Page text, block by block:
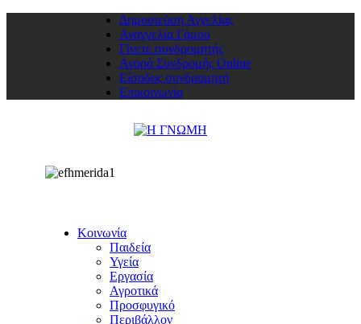
Δημοσιεύση Αγγελίας
Αναγγελία Γάμου
Γίνετε συνδρομητής
Αγορά Συνδρομής Online
Είσοδος συνδρομητή
Επικοινωνία
Κοινωνία
Παιδεία
Υγεία
Εργασία
Αγροτικά
Προσφυγικό
Περιβάλλον